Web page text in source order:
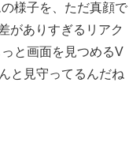
様子を、ただ真顔で
がありすぎるリアク
と画面を見つめるV
と見守ってるんだね